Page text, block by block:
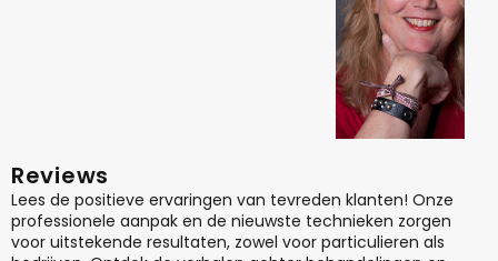
Reviews
Lees de positieve ervaringen van tevreden klanten! Onze
professionele aanpak en de nieuwste technieken zorgen
voor uitstekende resultaten, zowel voor particulieren als